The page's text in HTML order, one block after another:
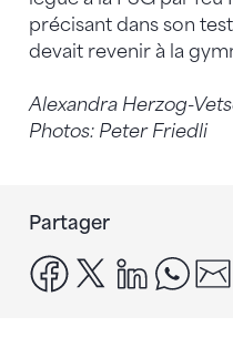
précisant dans son
devait revenir à la
Alexandra Herzog-
Photos: Peter Friedli
Partager
facebook
x linkedin